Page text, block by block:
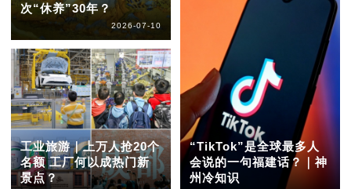
次“休养”30年？
2026-07-10
工业旅游｜上万人抢20个
名额 工厂何以成热门新
景点？
“TikTok”是全球最多人
会说的一句福建话？｜神
州冷知识